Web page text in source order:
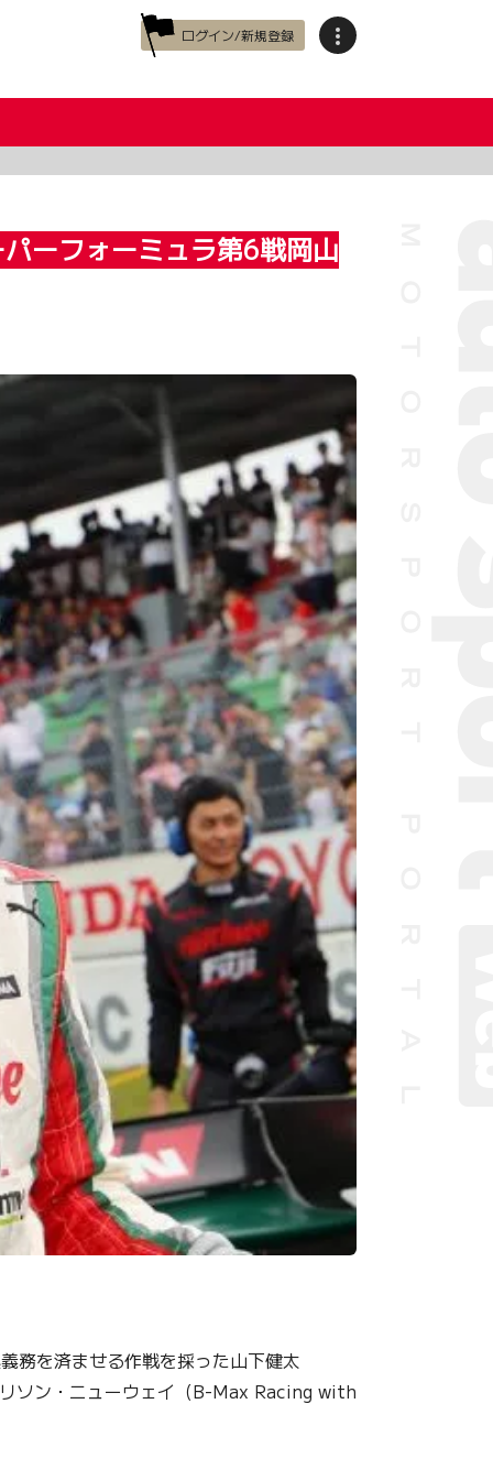
ログイン/新規登録
ーフォーミュラ第6戦岡山
務を済ませる作戦を採った山下健太
ソン・ニューウェイ（B-Max Racing with